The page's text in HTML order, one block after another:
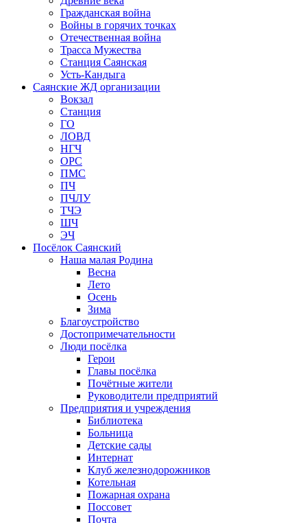
Гражданская война
Войны в горячих точках
Отечественная война
Трасса Мужества
Станция Саянская
Усть-Кандыга
Саянские ЖД организации
Вокзал
Станция
ГО
ЛОВД
НГЧ
ОРС
ПМС
ПЧ
ПЧЛУ
ТЧЭ
ШЧ
ЭЧ
Посёлок Саянский
Наша малая Родина
Весна
Лето
Осень
Зима
Благоустройство
Достопримечательности
Люди посёлка
Герои
Главы посёлка
Почётные жители
Руководители предприятий
Предприятия и учреждения
Библиотека
Больница
Детские сады
Интернат
Клуб железнодорожников
Котельная
Пожарная охрана
Поссовет
Почта